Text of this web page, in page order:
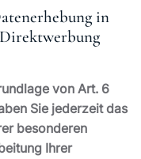
in
von Art. 6
Sie jederzeit das
besonderen
Ihrer